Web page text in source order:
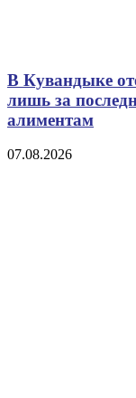
В Кувандыке
лишь за
алиментам
07.08.2026